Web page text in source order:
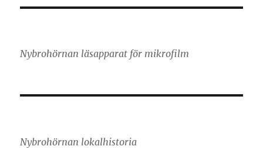
Nybrohörnan läsapparat för mikrofilm
Nybrohörnan lokalhistoria